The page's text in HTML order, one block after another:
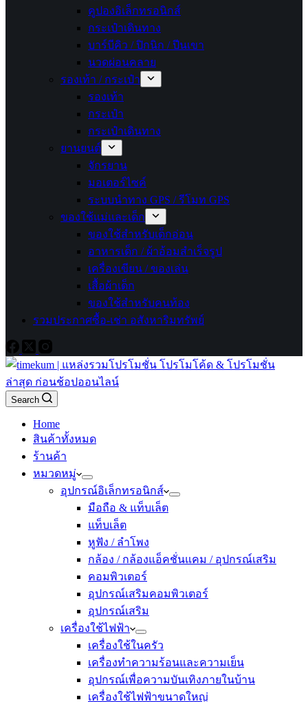
คูปองอิเล็กทรอนิกส์
กระเป๋าเดินทาง
บาร์บีคิว / ปิกนิก / ปีนเขา
นวดผ่อนคลาย
รองเท้า / กระเป๋า
รองเท้า
กระเป๋า
กระเป๋าเดินทาง
ยานยนต์
จักรยาน
มอเตอร์ไซค์
ระบบนำทาง GPS / รีโมท GPS
ของใช้แม่และเด็ก
ของใช้สำหรับเด็กอ่อน
อาหารเด็ก / ผ้าอ้อมสำเร็จรูป
เครื่องเขียน / ของเล่น
เสื้อผ้าเด็ก
ของใช้สำหรับคนท้อง
รวมประกาศซื้อ-เช่า อสังหาริมทรัพย์
Search
Home
สินค้าทั้งหมด
ร้านค้า
หมวดหมู่
อุปกรณ์อิเล็กทรอนิกส์
มือถือ & แท็บเล็ต
แท็บเล็ต
หูฟัง / ลำโพง
กล้อง / กล้องแอ็คชั่นแคม / อุปกรณ์เสริม
คอมพิวเตอร์
อุปกรณ์เสริมคอมพิวเตอร์
อุปกรณ์เสริม
เครื่องใช้ไฟฟ้า
เครื่องใช้ในครัว
เครื่องทำความร้อนและความเย็น
อุปกรณ์เพื่อความบันเทิงภายในบ้าน
เครื่องใช้ไฟฟ้าขนาดใหญ่